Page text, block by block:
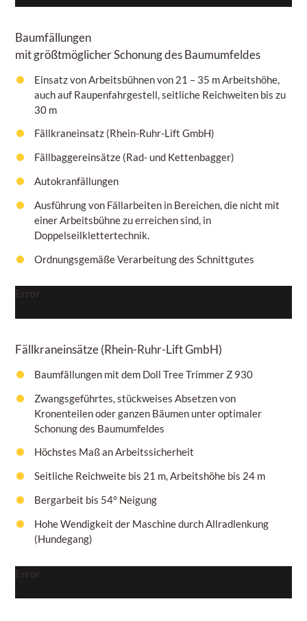
Baumfällungen
mit größtmöglicher Schonung des Baumumfeldes
Einsatz von Arbeitsbühnen von 21 – 35 mArbeitshöhe,
auch auf Raupenfahrgestell, seitliche Reichweiten bis zu
30 m
Fällkraneinsatz (Rhein-Ruhr-Lift GmbH)
Fällbaggereinsätze (Rad- und Kettenbagger)
Autokranfällungen
Ausführung von Fällarbeiten in Bereichen, die nicht mit
einer Arbeitsbühne zu erreichen sind, in
Doppelseilklettertechnik.
Ordnungsgemäße Verarbeitung des Schnittgutes
Error
Fällkraneinsätze(Rhein-Ruhr-Lift GmbH)
Baumfällungen mit dem Doll Tree Trimmer Z 930
Zwangsgeführtes, stückweises Absetzen von
Kronenteilen oder ganzen Bäumen unter optimaler
Schonung des Baumumfeldes
Höchstes Maß an Arbeitssicherheit
Seitliche Reichweite bis 21 m, Arbeitshöhe bis 24 m
Bergarbeit bis 54° Neigung
Hohe Wendigkeit der Maschine durch Allradlenkung
(Hundegang)
Error